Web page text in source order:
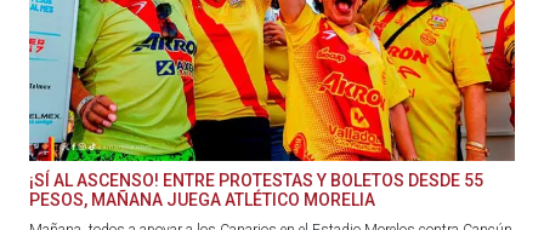
¡SÍ AL ASCENSO! ENTRE PROTESTAS Y BOLETOS DESDE 55
PESOS, MAÑANA JUEGA ATLÉTICO MORELIA